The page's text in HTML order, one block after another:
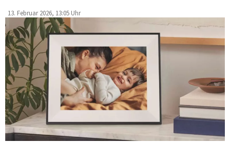
13. Februar 2026, 13:05 Uhr